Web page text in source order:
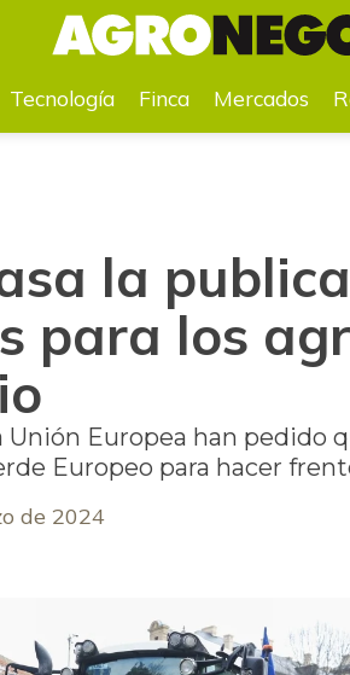
los agricultores, según el comisario
Tecnología Finca Mercados
la
para los
Europea han pedido
Europeo para hacer
de 2024